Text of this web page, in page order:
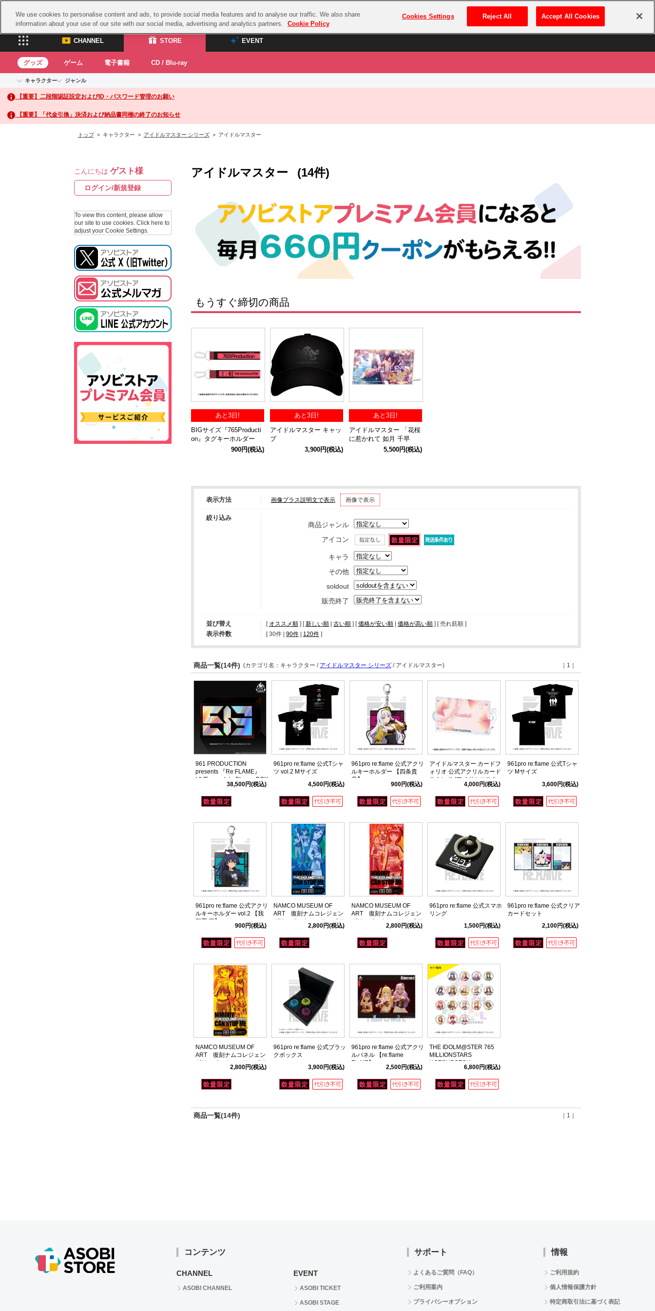
プレミアム会員とは ログイン・新規登録
CHANNEL STORE EVENT
CHANNEL
ASOBI CHANNEL TOP
STORE
ASOBI STORE TOP
グッズ
CD / Blu-ray
EVENT
ASOBI STAGE
グッズ ゲーム 電子書籍 CD / Blu-ray
キャラクター
アイドルマスターシリーズ
アイドルマスター
アイドルマスター シンデレラガールズ
アイドルマスター ミリオンライブ！
プロジェクトアイマス ヴイアライヴ
テイルズ オブ シリーズ
スサノオマジック
ドラゴンボール
ラブライブ！サンシャイン‼
アイドリッシュセブン
モフモフパレード
ジャンル
イベントグッズ
トイ・ホビー
【重要】二段階認証設定およびID・パスワード管理のお願い
【重要】「代金引換」決済および納品書同梱の終了のお知らせ
トップ> キャラクター > アイドルマスター シリーズ> アイドルマスター
こんにちは ゲスト様
ログイン/新規登録
To view this content, please allow
our site to use cookies. Click here to
adjust your Cookie Settings.
アイドルマスター (14件)
もうすぐ締切の商品
あと3日!
BIGサイズ『765Producti
on』タグキーホルダー
900円(税込)
あと3日!
アイドルマスター キャッ
プ
3,900円(税込)
あと3日!
アイドルマスター 「花桜
に惹かれて 如月 千早
＋」アクリルパネル B
5,500円(税込)
表示方法 画像プラス説明文で表示 画像で表示
絞り込み
商品ジャンル
アイコン
キャラ
その他
soldout
販売終了
並び替え [ オススメ順 ] [新しい順 古い順 ] [価格が安い順 価格が高い順 ] [ 売れ筋順 ]
表示件数 [ 30件 90件 120件 ]
商品一覧(14件) ｜1｜
(カテゴリ名：キャラクター / アイドルマスター シリーズ / アイドルマスター)
961 PRODUCTION
presents 『Re:FLAME』
LIVE complete Blu-ray BOX
38,500円(税込)
961pro re:flame 公式Tシャ
ツ vol.2 Mサイズ
4,500円(税込)
961pro re:flame 公式アクリ
ルキーホルダー 【四条貴
音】
900円(税込)
アイドルマスター カードフ
ォリオ 公式アクリルカード
スタンド (アイドルマスタ
4,000円(税込)
961pro re:flame 公式Tシャ
ツ Mサイズ
3,600円(税込)
961pro re:flame 公式アクリ
ルキーホルダー vol.2 【我
那覇 響】
900円(税込)
NAMCO MUSEUM OF
ART 復刻ナムコレジェン
ダリーポスターシリーズ ア
イドルマスター03
2,800円(税込)
NAMCO MUSEUM OF
ART 復刻ナムコレジェン
ダリーポスターシリーズ ア
イドルマスター02
2,800円(税込)
961pro re:flame 公式スマホ
リング
1,500円(税込)
961pro re:flame 公式クリア
カードセット
2,100円(税込)
NAMCO MUSEUM OF
ART 復刻ナムコレジェン
ダリーポスターシリーズ ア
イドルマスター04
2,800円(税込)
961pro re:flame 公式ブラッ
クボックス
3,900円(税込)
961pro re:flame 公式アクリ
ルパネル 【re:flame
FlaME】
2,500円(税込)
THE IDOLM@STER 765
MILLIONSTARS
HOTCHPOTCH
FESTIV@L!! 2 公式トレー
ディング缶バッジセット B
6,800円(税込)
商品一覧(14件) ｜1｜
コンテンツ
CHANNEL
ASOBI CHANNEL
EVENT
ASOBI TICKET
ASOBI STAGE
サポート
よくあるご質問（FAQ）
ご利用案内
プライバシーオプション
情報
ご利用規約
個人情報保護方針
特定商取引法に基づく表記
We use cookies to personalise content and ads, to provide social media features and to analyse our traffic. We also share
information about your use of our site with our social media, advertising and analytics partners.
Cookie Policy
Cookies Settings Reject All Accept All Cookies